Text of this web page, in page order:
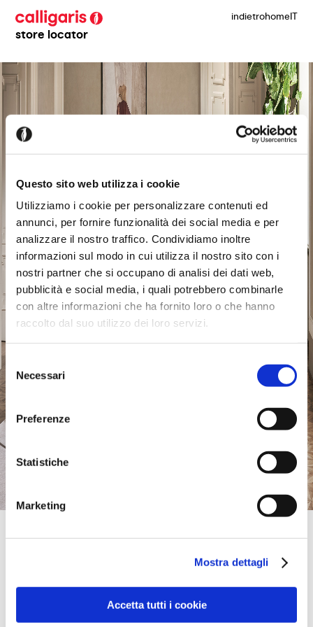
Questo sito web utilizza i cookie
Utilizziamo i cookie per personalizzare contenuti ed
annunci, per fornire funzionalità dei social media e per
analizzare il nostro traffico. Condividiamo inoltre
informazioni sul modo in cui utilizza il nostro sito con i
nostri partner che si occupano di analisi dei dati web,
pubblicità e social media, i quali potrebbero combinarle
con altre informazioni che ha fornito loro o che hanno
raccolto dal suo utilizzo dei loro servizi.
del
consenso
Necessari
Preferenze
Statistiche
Marketing
Mostra dettagli
Accetta tutti i cookie
store locator
indietrohomeIT
VIALE SALTINI, 91,
+39 0522692007
info.correggio@bertoliarredamenti.it